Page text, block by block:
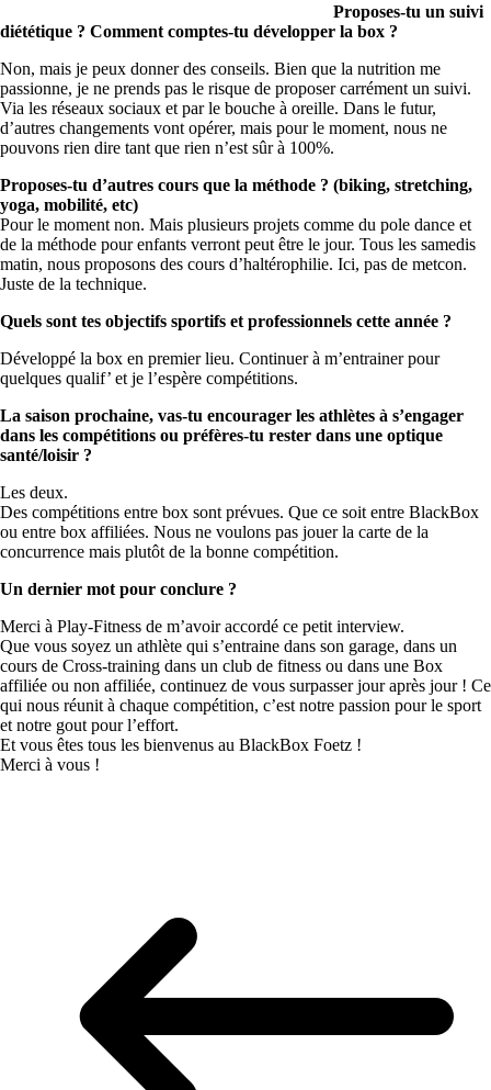
Proposes-tu un suivi
diététique ? Comment comptes-tu développer la box ?
Non, mais je peux donner des conseils. Bien que la nutrition me
passionne, je ne prends pas le risque de proposer carrément un suivi.
Via les réseaux sociaux et par le bouche à oreille. Dans le futur,
d’autres changements vont opérer, mais pour le moment, nous ne
pouvons rien dire tant que rien n’est sûr à 100%.
Proposes-tu d’autres cours que la méthode ? (biking, stretching,
yoga, mobilité, etc)
Pour le moment non. Mais plusieurs projets comme du pole dance et
de la méthode pour enfants verront peut être le jour. Tous les samedis
matin, nous proposons des cours d’haltérophilie. Ici, pas de metcon.
Juste de la technique.
Quels sont tes objectifs sportifs et professionnels cette année ?
Développé la box en premier lieu. Continuer à m’entrainer pour
quelques qualif’ et je l’espère compétitions.
La saison prochaine, vas-tu encourager les athlètes à s’engager
dans les compétitions ou préfères-tu rester dans une optique
santé/loisir ?
Les deux.
Des compétitions entre box sont prévues. Que ce soit entre BlackBox
ou entre box affiliées. Nous ne voulons pas jouer la carte de la
concurrence mais plutôt de la bonne compétition.
Un dernier mot pour conclure ?
Merci à Play-Fitness de m’avoir accordé ce petit interview.
Que vous soyez un athlète qui s’entraine dans son garage, dans un
cours de Cross-training dans un club de fitness ou dans une Box
affiliée ou non affiliée, continuez de vous surpasser jour après jour ! Ce
qui nous réunit à chaque compétition, c’est notre passion pour le sport
et notre gout pour l’effort.
Et vous êtes tous les bienvenus au BlackBox Foetz !
Merci à vous !